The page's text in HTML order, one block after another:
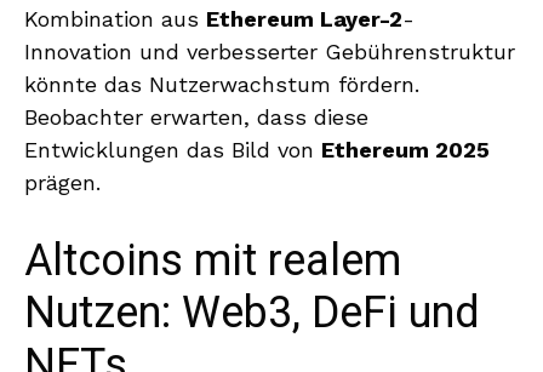
Kombination aus Ethereum Layer-2-
Innovation und verbesserter Gebührenstruktur
könnte das Nutzerwachstum fördern.
Beobachter erwarten, dass diese
Entwicklungen das Bild von Ethereum 2025
prägen.
Altcoins mit realem
Nutzen: Web3, DeFi und